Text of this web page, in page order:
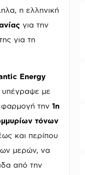
η ελληνική
για την
για τη
Energy
υπέγραψε με
την1η
τόνων
και περίπου
μερών, να
από την